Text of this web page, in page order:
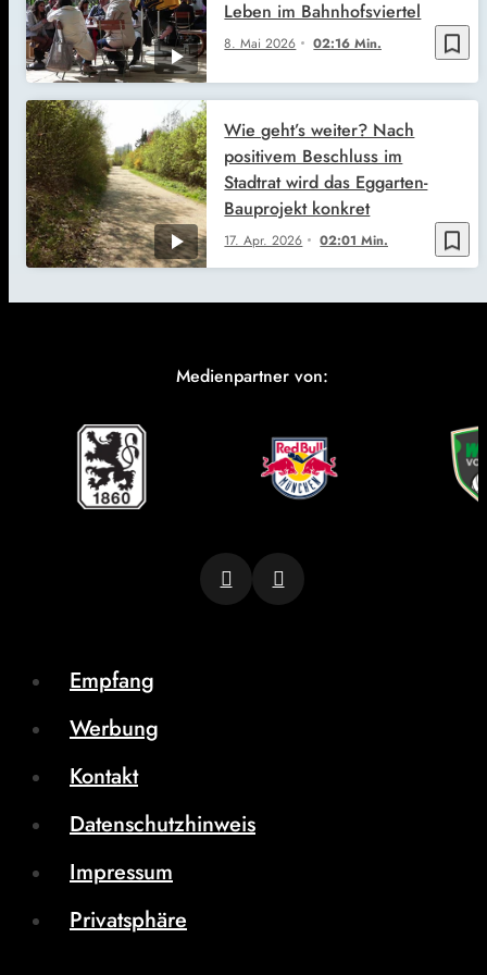
bookmark_border
8. Mai 2026 02:16 Min.
Leben im Bahnhofsviertel
bookmark_border
17. Apr. 2026 02:01 Min.
Wie geht’s weiter? Nach
positivem Beschluss im
Stadtrat wird das Eggarten-
Bauprojekt konkret
Medienpartner von:
Empfang
Werbung
Kontakt
Datenschutzhinweis
Impressum
Privatsphäre